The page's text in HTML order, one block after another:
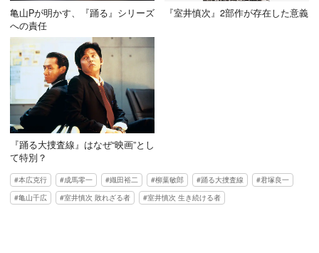
亀山Pが明かす、『踊る』シリーズ
への責任
『室井慎次』2部作が存在した意義
『踊る大捜査線』はなぜ“映画”とし
て特別？
本広克行 成馬零一 織田裕二 柳葉敏郎 踊る大捜査線
君塚良一
亀山千広
室井慎次 敗れざる者 室井慎次 生き続ける者